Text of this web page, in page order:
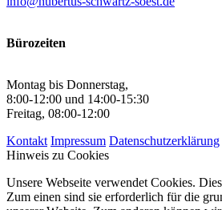
Bürozeiten
Montag bis Donnerstag,
8:00-12:00 und 14:00-15:30
Freitag, 08:00-12:00
Kontakt Impressum Datenschutzerklärung
Hinweis zu Cookies
Unsere Webseite verwendet Cookies.
Zum einen sind sie erforderlich für die